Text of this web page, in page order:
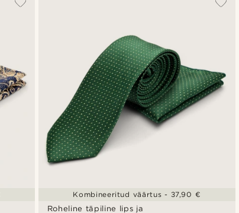
Roheline täpiline lips ja
Kombineeritud väärtus - 37,90 €